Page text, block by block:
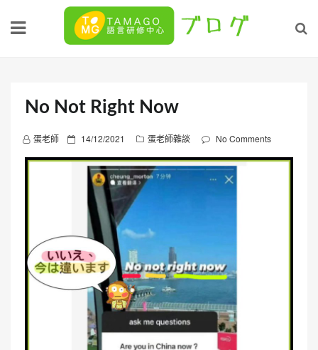
No Not Right Now
蛋老師
P
o
o
n
14/12/2021 蛋老師雜談 No Comments